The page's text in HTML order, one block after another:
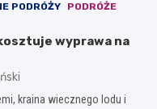
PODRÓŻY
PODRÓŻE
wyprawa na
kraina wiecznego lodu i